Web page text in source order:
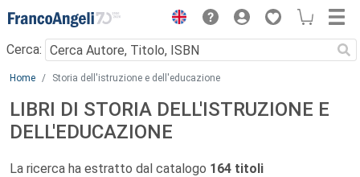
Menu
Cerca:
Main content
Home Storia dell'istruzione e dell'educazione
LIBRI DI STORIA DELL'ISTRUZIONE E
DELL'EDUCAZIONE
La ricerca ha estratto dal catalogo 164 titoli